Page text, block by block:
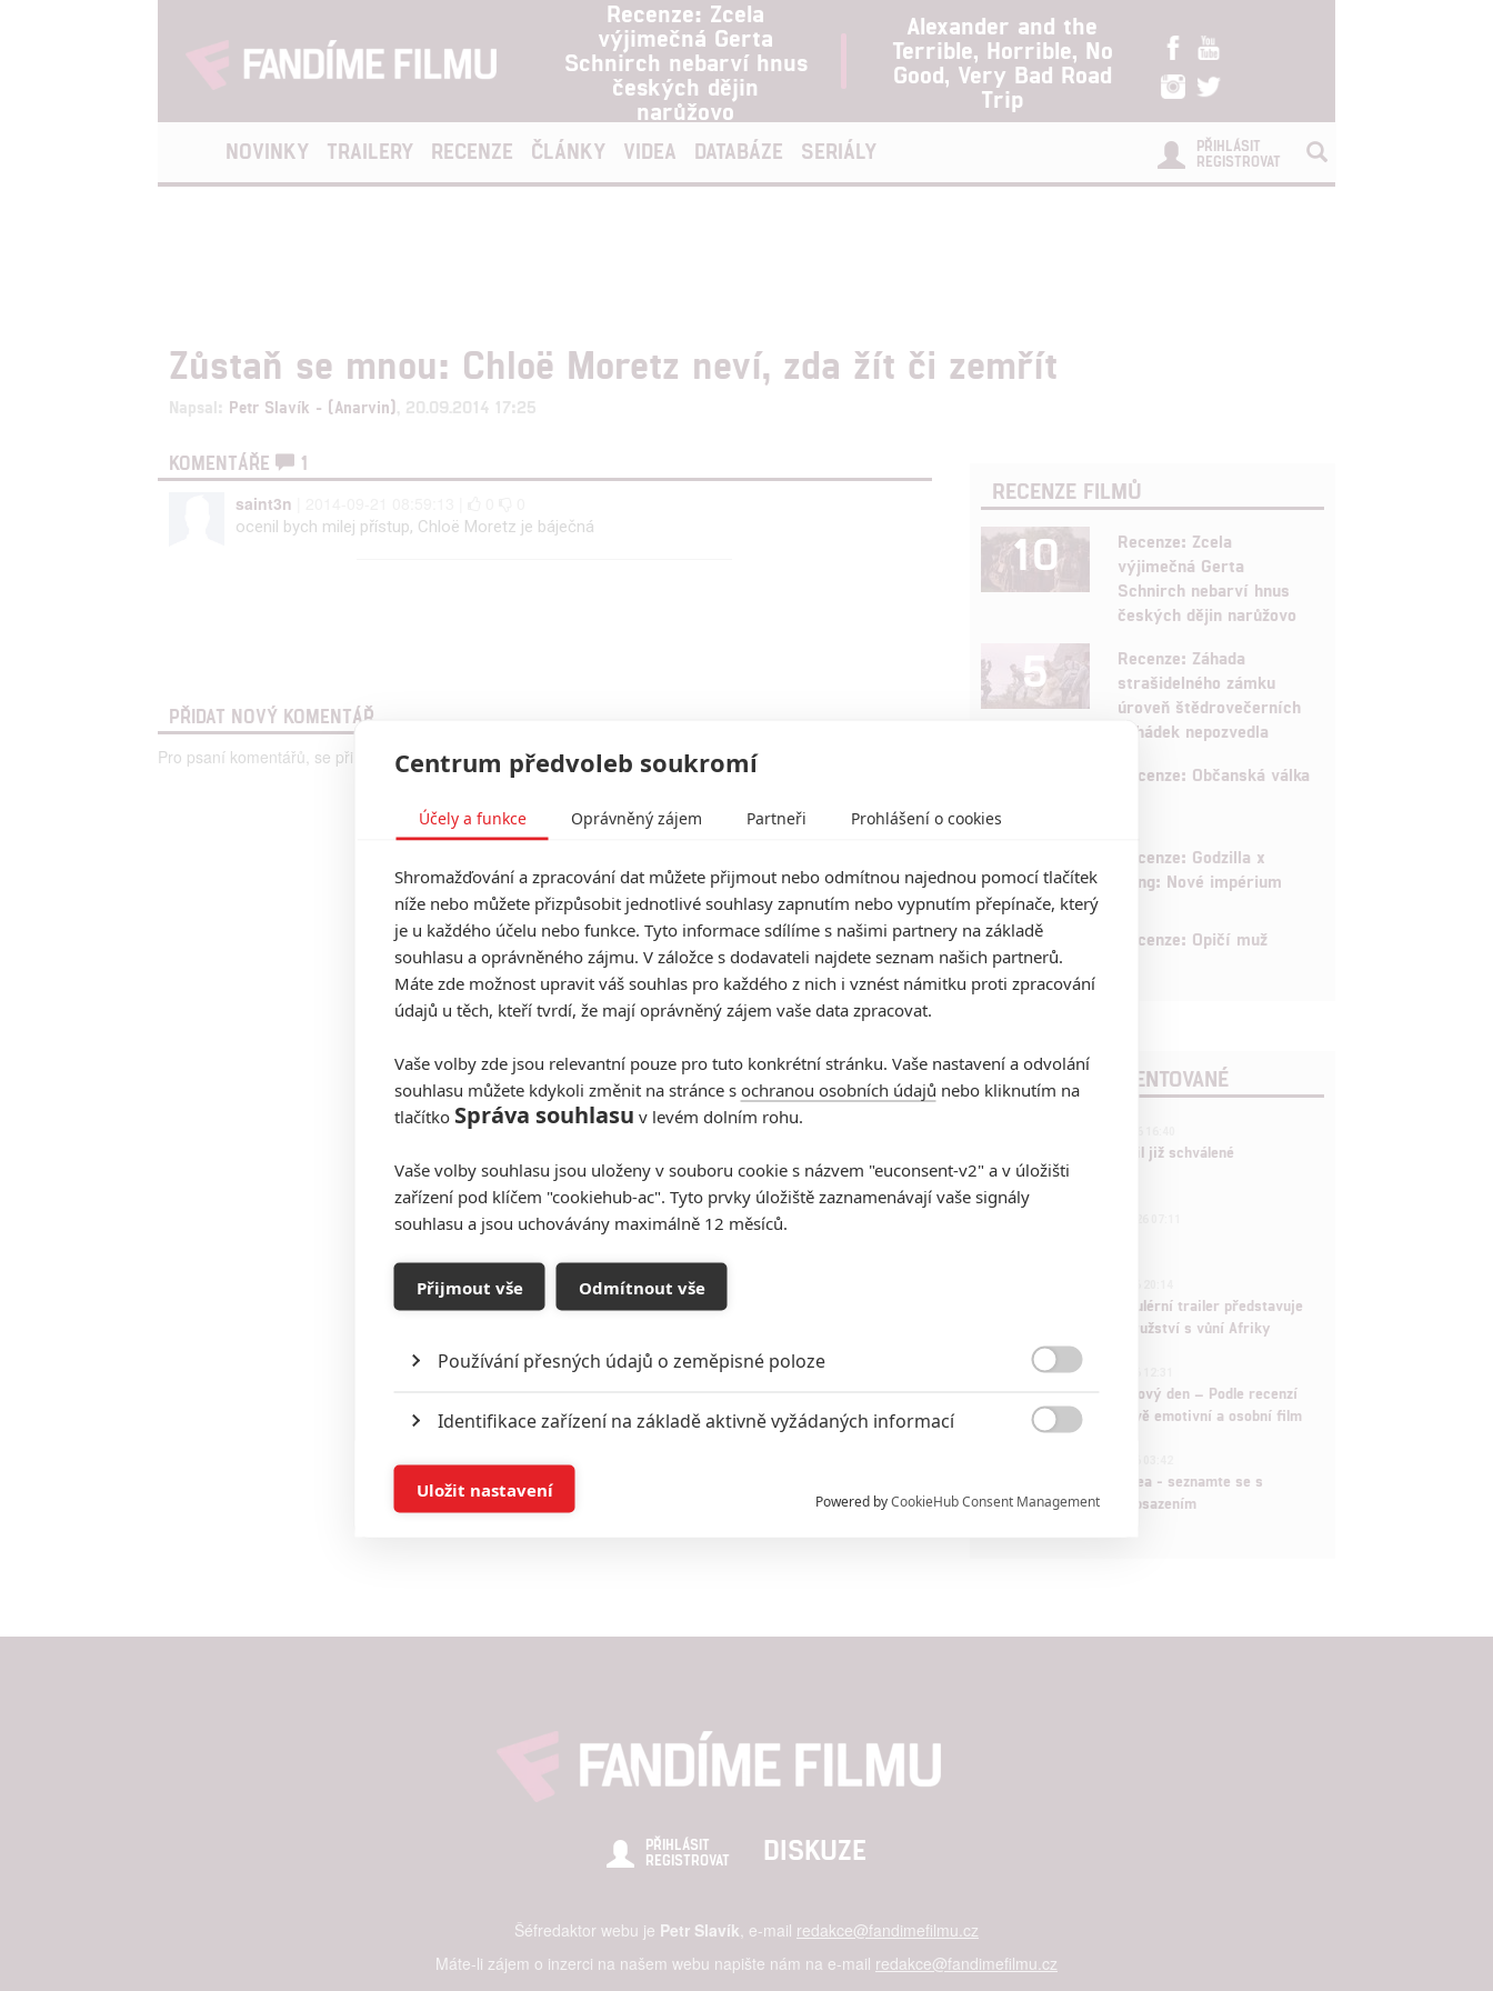
Recenze: Zcela
výjimečná Gerta
Schnirch nebarví hnus
českých dějin
narůžovo
Alexander and the
Terrible, Horrible, No
Good, Very Bad Road
Trip
NOVINKY TRAILERY RECENZE ČLÁNKY VIDEA DATABÁZE SERIÁLY
PŘIHLÁSIT
REGISTROVAT
Zůstaň se mnou: Chloë Moretz neví, zda žít či zemřít
Napsal: Petr Slavík - (Anarvin) , 20.09.2014 17:25
KOMENTÁŘE
1
saint3n
ocenil bych milej přístup, Chloë Moretz je báječná
PŘIDAT NOVÝ KOMENTÁŘ
Pro psaní komentářů, se přihlašte.
RECENZE FILMŮ
10
Recenze: Zcela
výjimečná Gerta
Schnirch nebarví hnus
českých dějin narůžovo
5
Recenze: Záhada
strašidelného zámku
úroveň štědrovečerních
pohádek nepozvedla
Recenze: Občanská válka
6
Recenze: Godzilla x
Kong: Nové impérium
8 Recenze: Opičí muž
POSLEDNÍ KOMENTOVANÉ
Marvel nečekaně zrušil již schválené
pokračování
433
Děti krve a kostí: Regulérní trailer představuje
akční fantasy dobrodružství s vůní Afriky
ČLÁNEK | 30.07.2026 12:31
Spider-Man: Zbrusu nový den – Podle recenzí
máme čekat překvapivě emotivní a osobní film
Velké preview: Odyssea - seznamte se s
maximálně nabitým obsazením
PŘIHLÁSIT
REGISTROVAT
DISKUZE
Šéfredaktor webu je Petr Slavík , e-mail redakce@fandimefilmu.cz
Máte-li zájem o inzerci na našem webu napište nám na e-mail redakce@fandimefilmu.cz
Centrum předvoleb soukromí
Účely a funkce Oprávněný zájem Partneři Prohlášení o cookies
Shromažďování a zpracování dat můžete přijmout nebo odmítnou najednou pomocí tlačítek
níže nebo můžete přizpůsobit jednotlivé souhlasy zapnutím nebo vypnutím přepínače, který
je u každého účelu nebo funkce. Tyto informace sdílíme s našimi partnery na základě
souhlasu a oprávněného zájmu. V záložce s dodavateli najdete seznam našich partnerů.
Máte zde možnost upravit váš souhlas pro každého z nich i vznést námitku proti zpracování
údajů u těch, kteří tvrdí, že mají oprávněný zájem vaše data zpracovat.
Vaše volby zde jsou relevantní pouze pro tuto konkrétní stránku. Vaše nastavení a odvolání
souhlasu můžete kdykoli změnit na stránce s ochranou osobních údajů nebo kliknutím na
tlačítko Správa souhlasu v levém dolním rohu.
Vaše volby souhlasu jsou uloženy v souboru cookie s názvem "euconsent-v2" a v úložišti
zařízení pod klíčem "cookiehub-ac". Tyto prvky úložiště zaznamenávají vaše signály
souhlasu a jsou uchovávány maximálně 12 měsíců.
Přijmout vše Odmítnout vše
Používání přesných údajů o zeměpisné poloze
Identifikace zařízení na základě aktivně vyžádaných informací
Ukládání a/nebo přístup k informacím v zařízení

Poskytování a zobrazování reklamy a obsahu
Powered byCookieHub Consent Management
Uložit nastavení